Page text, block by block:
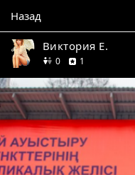
Назад
Виктория Е.
0друзей
1